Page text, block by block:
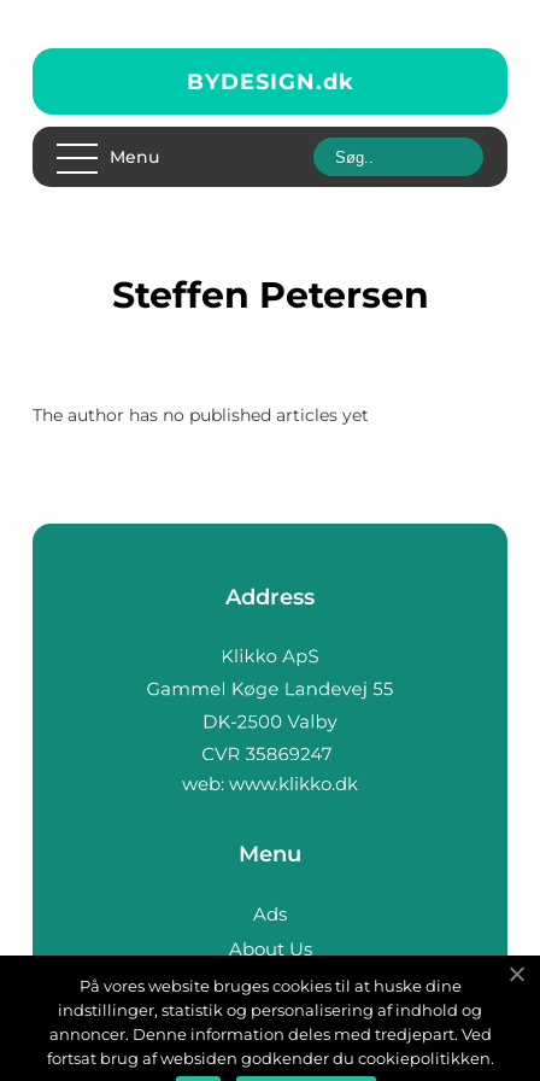
BYDESIGN.dk
Menu
Steffen Petersen
The author has no published articles yet
Address
web: www.klikko.dk
Menu
Ads
About Us
Cookies
Contact
Sitemap
På vores website bruges cookies til at huske dine
indstillinger, statistik og personalisering af indhold og
annoncer. Denne information deles med tredjepart. Ved
fortsat brug af websiden godkender du cookiepolitikken.